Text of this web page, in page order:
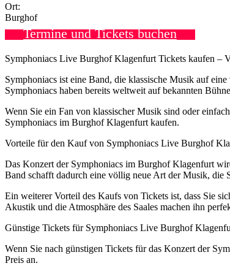
Ort:
Burghof
Termine und Tickets buchen
Symphoniacs Live Burghof Klagenfurt Tickets kaufen –
Symphoniacs ist eine Band, die klassische Musik auf
Symphoniacs haben bereits weltweit auf bekannten
Wenn Sie ein Fan von klassischer Musik sind oder
Symphoniacs im Burghof Klagenfurt kaufen.
Vorteile für den Kauf von Symphoniacs Live Burghof
Das Konzert der Symphoniacs im Burghof Klagenfurt
Band schafft dadurch eine völlig neue Art der Musik, die
Ein weiterer Vorteil des Kaufs von Tickets ist, dass Sie
Akustik und die Atmosphäre des Saales machen ihn
Günstige Tickets für Symphoniacs Live Burghof
Wenn Sie nach günstigen Tickets für das Konzert der
Preis an.